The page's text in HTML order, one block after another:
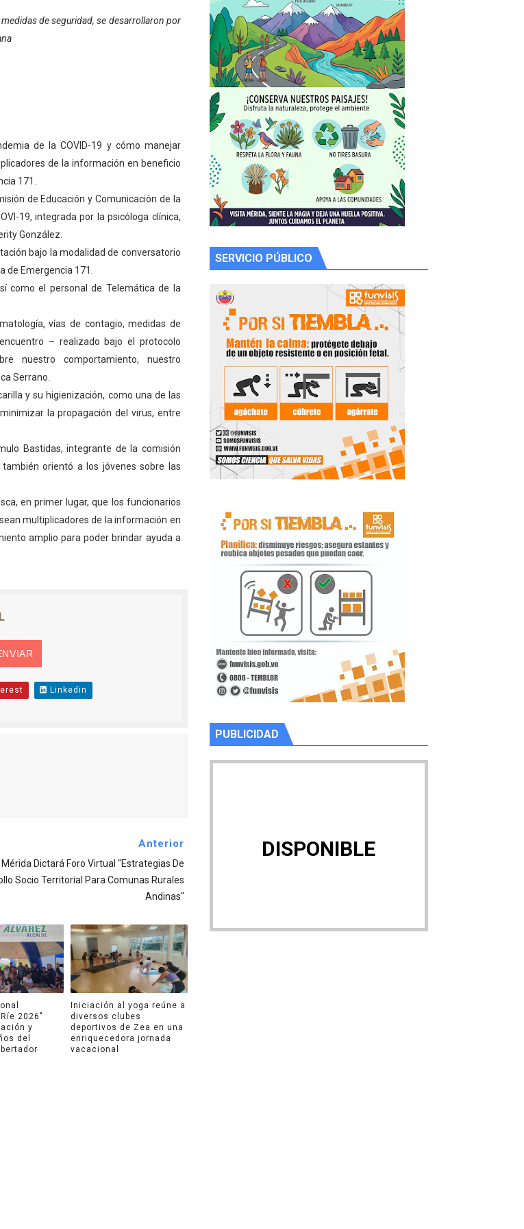
Mérida
en Vacaciones
Abiertas 2026
de Atletismo en homenaje a Giovanny Valero
Complejo Educativo Aristóbulo Istúriz
abrigo en Mérida
el empoderamiento y la autogestión
Renace 2026 en la Don Perucho
con alegría en Lagunillas
a Torondoy
Encuentro de Formadores Comunales de la Unacom
Agosto Escuelas Abiertas 2026
Tilingo del Niño y la Niña Azulitense
de Emergencia Prehospitalaria
medidas de seguridad, se desarrollaron por
de la COVID-19 y cómo manejar
de la información en beneficio
171.
de Educación y Comunicación de la
19, integrada por la psicóloga clínica,
González.
bajo la modalidad de conversatorio
de Emergencia 171.
como el personal de Telemática de la
vías de contagio, medidas de
– realizado bajo el protocolo
nuestro comportamiento, nuestro
Serrano.
y su higienización, como una de las
la propagación del virus, entre
Bastidas, integrante de la comisión
orientó a los jóvenes sobre las
en primer lugar, que los funcionarios
multiplicadores de la información en
amplio para poder brindar ayuda a
Linkedin
Anterior
Dictará Foro Virtual "Estrategias De
Socio Territorial Para Comunas Rurales
Andinas"
2026"
y
del
Iniciación al yoga reúne a
diversos clubes
deportivos de Zea en una
enriquecedora jornada
vacacional
SERVICIO PÚBLICO
PUBLICIDAD
DISPONIBLE